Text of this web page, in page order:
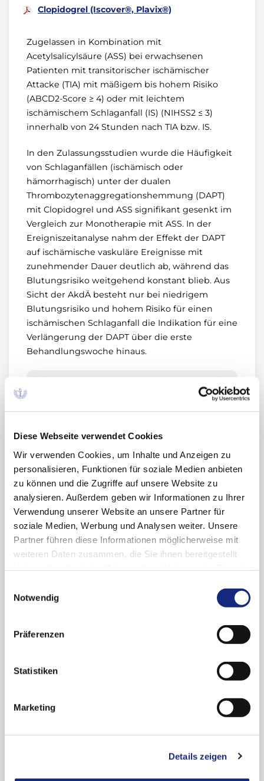
Diese Webseite verwendet Cookies
Wir verwenden Cookies, um Inhalte und Anzeigen zu
personalisieren, Funktionen für soziale Medien anbieten
zu können und die Zugriffe auf unsere Website zu
analysieren. Außerdem geben wir Informationen zu Ihrer
Verwendung unserer Website an unsere Partner für
soziale Medien, Werbung und Analysen weiter. Unsere
Partner führen diese Informationen möglicherweise mit
weiteren Daten zusammen, die Sie ihnen bereitgestellt
Cookies, wenn Sie unsere Webseite weiterhin
Notwendig
Präferenzen
Statistiken
Marketing
Details zeigen
Clopidogrel (Iscover®, Plavix®)
Zugelassen in Kombination mit
Acetylsalicylsäure (ASS) bei erwachsenen
Patienten mit transitorischer ischämischer
Attacke (TIA) mit mäßigem bis hohem Risiko
(ABCD2-Score ≥ 4) oder mit leichtem
ischämischem Schlaganfall (IS) (NIHSS2 ≤ 3)
innerhalb von 24 Stunden nach TIA bzw. IS.
In den Zulassungsstudien wurde die Häufigkeit
von Schlaganfällen (ischämisch oder
hämorrhagisch) unter der dualen
Thrombozytenaggregationshemmung (DAPT)
mit Clopidogrel und ASS signifikant gesenkt im
Vergleich zur Monotherapie mit ASS. In der
Ereigniszeitanalyse nahm der Effekt der DAPT
auf ischämische vaskuläre Ereignisse mit
zunehmender Dauer deutlich ab, während das
Blutungsrisiko weitgehend konstant blieb. Aus
Sicht der AkdÄ besteht nur bei niedrigem
Blutungsrisiko und hohem Risiko für einen
ischämischen Schlaganfall die Indikation für eine
Verlängerung der DAPT über die erste
Behandlungswoche hinaus.
„Neue Arzneimittel“ ist eine Information
zugelassenen Arzneimitteln oder zu neu
Ärzten zeitnah Informationen zu diesen
Arzneimitteln zur Verfügung zu stellen,
zunächst beiMarkteinführung sowie nach
derfrühen Nutzenbewertungdurch den
Gemeinsamen Bundesausschuss (G-BA)
(„Update – Neue Arzneimittel“) (§ 35a
Absatz 1 SGB V).
Auf unserer Website können Sie unter der
erschienenen Ausgaben abrufen.
Newsletter Anmeldung
Newsletter-Archiv "Neue Arzneimittel"
Arzneiverordnung in der Praxis (AVP)